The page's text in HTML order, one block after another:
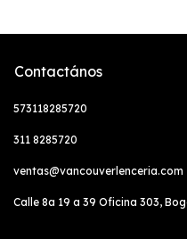
Contactános
573118285720
311 8285720
ventas@vancouverlenceria.com
Calle 8a 19 a 39 Oficina 303,